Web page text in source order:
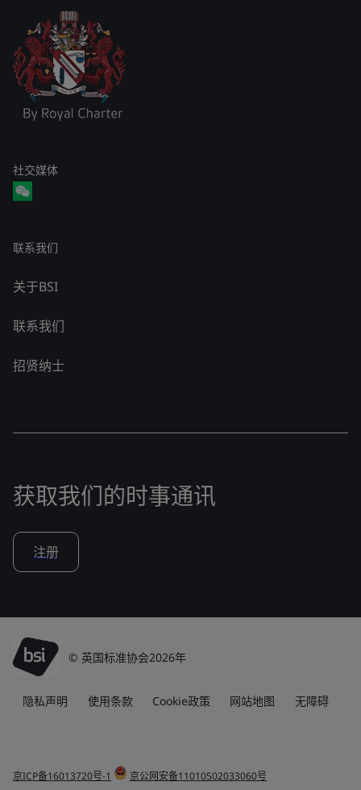
社交媒体
联系我们
关于BSI
联系我们
招贤纳士
获取我们的时事通讯
注册
© 英国标准协会2026年
隐私声明 使用条款 Cookie政策 网站地图 无障碍
京ICP备16013720号-1 京公网安备11010502033060号